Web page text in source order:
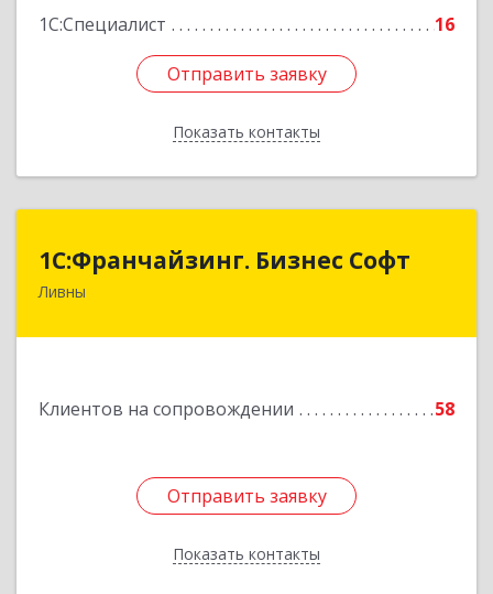
1С:Специалист
16
Отправить заявку
Показать контакты
Отправить заявку
Назад
1C:Франчайзинг. Бизнес Софт
Ливны
Клиентов на сопровождении 58
Отправить заявку
Показать контакты
1C:Франчайзинг. Бизнес Софт
303851, Орловская обл, Ливны г, Гайдара ул,
Отправить заявку
Назад